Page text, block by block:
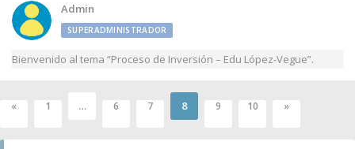
Admin
SUPERADMINISTRADOR
Bienvenido al tema “Proceso de Inversión – Edu López-Vegue”.
« 1 … 6 7 8 9 10 »